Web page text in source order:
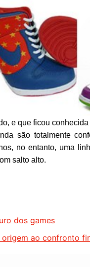
e que ficou
são totalmente
no entanto, uma
salto alto.
dos games
ao confronto